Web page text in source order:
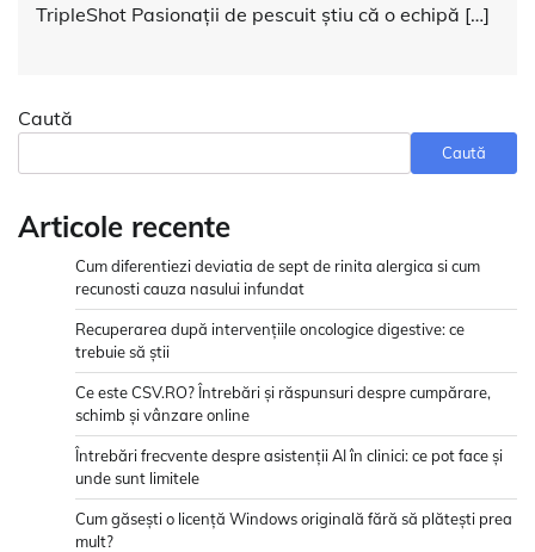
TripleShot Pasionații de pescuit știu că o echipă […]
Caută
Caută
Articole recente
Cum diferentiezi deviatia de sept de rinita alergica si cum
recunosti cauza nasului infundat
Recuperarea după intervențiile oncologice digestive: ce
trebuie să știi
Ce este CSV.RO? Întrebări și răspunsuri despre cumpărare,
schimb și vânzare online
Întrebări frecvente despre asistenții AI în clinici: ce pot face și
unde sunt limitele
Cum găsești o licență Windows originală fără să plătești prea
mult?